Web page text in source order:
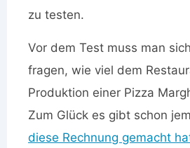
zu testen.
Vor dem Test muss man
fragen, wie viel dem
Produktion einer Pizza
Zum Glück es gibt schon
diese Rechnung gemacht